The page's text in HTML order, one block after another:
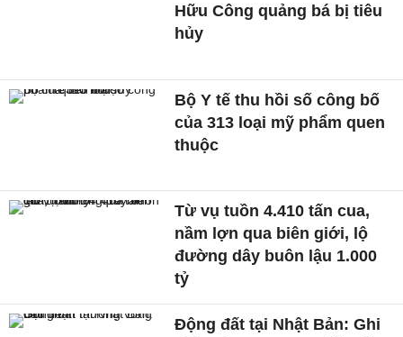
Hữu Công quảng bá bị tiêu
hủy
Bộ Y tế thu hồi số công bố
của 313 loại mỹ phẩm quen
thuộc
Từ vụ tuồn 4.410 tấn cua,
nầm lợn qua biên giới, lộ
đường dây buôn lậu 1.000
tỷ
Động đất tại Nhật Bản: Ghi